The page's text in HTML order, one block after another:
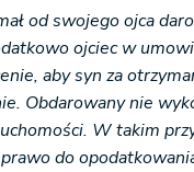
od swojego ojca
ojciec w
aby syn za
Obdarowany nie
W takim
do